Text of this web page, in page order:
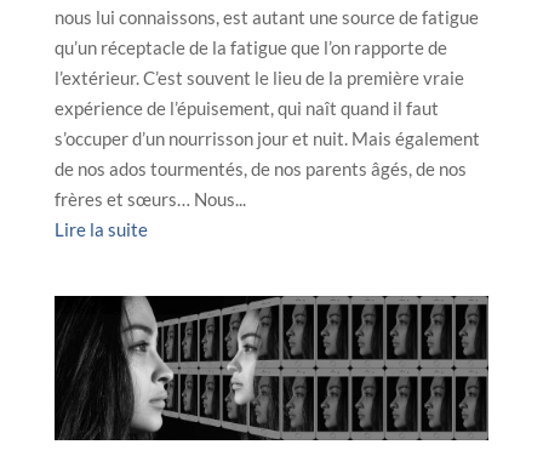
nous lui connaissons, est autant une source de fatigue
qu’un réceptacle de la fatigue que l’on rapporte de
l’extérieur. C’est souvent le lieu de la première vraie
expérience de l’épuisement, qui naît quand il faut
s’occuper d’un nourrisson jour et nuit. Mais également
de nos ados tourmentés, de nos parents âgés, de nos
frères et sœurs… Nous...
Lire la suite